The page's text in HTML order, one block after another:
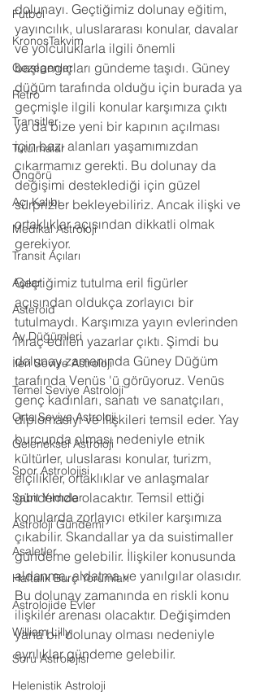
Futbol
KronosTakvim
Gezegenler
Retro
Transitler
Tutulmalar
Öngörü
Açı Kalıbı
Medikal Astroloji
Transit Açıları
Açılar
Asteroid
Ay Düğümleri
İleri Seviye Astroloji
Temel Seviye Astroloji
Orta Seviye Astroloji
Geleneksel Astroloji
Spor Astrolojisi
Sabit Yıldızlar
Astroloji Gündemi
Asaletler
Haftalık Burç Yorumları
Astrolojide Evler
William Lilly
Soru Astrolojisi
Helenistik Astroloji
dolunayı. Geçtiğimiz dolunay eğitim,
yayıncılık, uluslararası konular, davalar
ve yolculuklarla ilgili önemli
başlangıçları gündeme taşıdı. Güney
düğüm tarafında olduğu için burada ya
geçmişle ilgili konular karşımıza çıktı
ya da bize yeni bir kapının açılması
için bazı alanları yaşamımızdan
çıkarmamız gerekti. Bu dolunay da
değişimi desteklediği için güzel
sürprizler bekleyebiliriz. Ancak ilişki ve
ortaklıklar açısından dikkatli olmak
gerekiyor.
Geçtiğimiz tutulma eril figürler
açısından oldukça zorlayıcı bir
tutulmaydı. Karşımıza yayın evlerinden
ihraç edilen yazarlar çıktı. Şimdi bu
dolunay zamanında Güney Düğüm
tarafında Venüs 'ü görüyoruz. Venüs
genç kadınları, sanatı ve sanatçıları,
diplomasiyi ve ilişkileri temsil eder. Yay
burcunda olması nedeniyle etnik
kültürler, uluslarası konular, turizm,
elçilikler, ortaklıklar ve anlaşmalar
gündemde olacaktır. Temsil ettiği
konularda zorlayıcı etkiler karşımıza
çıkabilir. Skandallar ya da suistimaller
gündeme gelebilir. İlişkiler konusunda
aldanma, aldatma ve yanılgılar olasıdır.
Bu dolunay zamanında en riskli konu
ilişkiler arenası olacaktır. Değişimden
yana bir dolunay olması nedeniyle
ayrılıklar gündeme gelebilir.